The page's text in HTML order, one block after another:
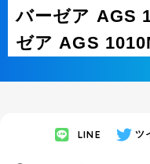
バーゼア AGS
ゼア AGS
LINE ツ